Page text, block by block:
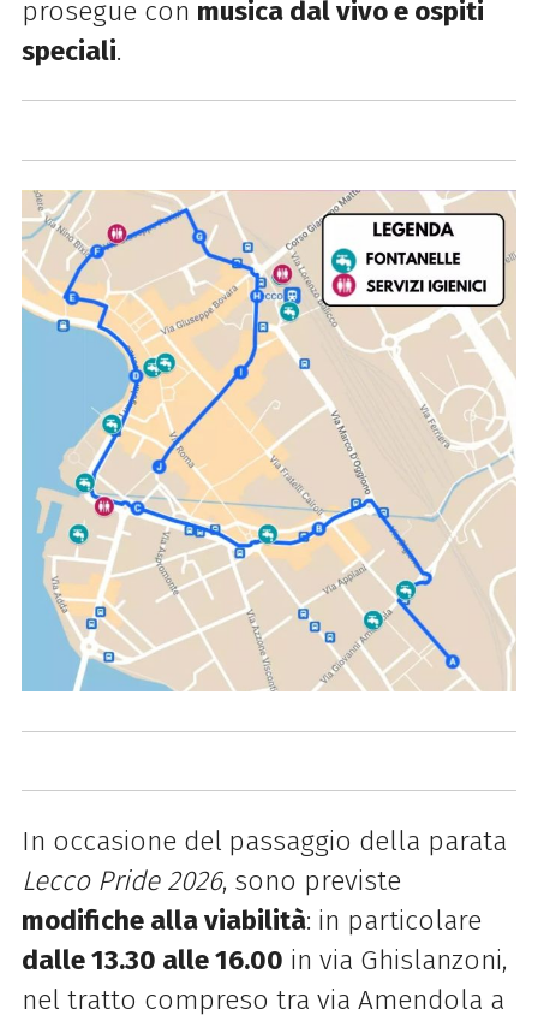
prosegue con musica dal vivo e ospiti
speciali.
In occasione del passaggio della parata
Lecco Pride 2026, sono previste
modifiche alla viabilità: in particolare
dalle 13.30 alle 16.00 in via Ghislanzoni,
nel tratto compreso tra via Amendola a